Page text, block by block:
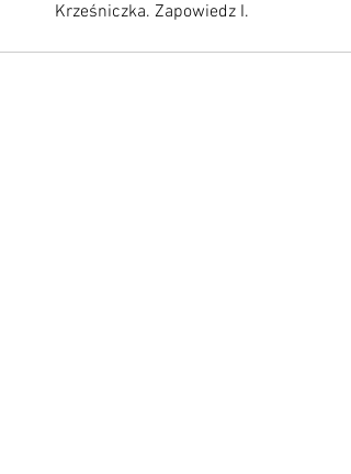
Krześniczka. Zapowiedz I.